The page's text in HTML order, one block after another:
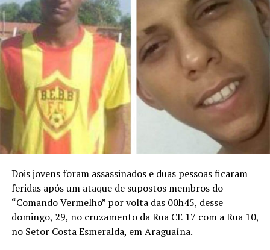
Dois jovens foram assassinados e duas pessoas ficaram
feridas após um ataque de supostos membros do
“Comando Vermelho” por volta das 00h45, desse
domingo, 29, no cruzamento da Rua CE 17 com a Rua 10,
no Setor Costa Esmeralda, em Araguaína.